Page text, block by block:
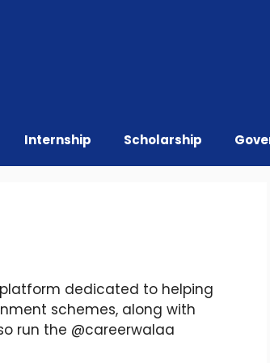
Internship Scholarship
dedicated to helping
schemes, along with
run the @careerwalaa